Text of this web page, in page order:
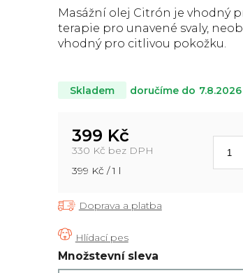
Skladem doručíme do 7.8.2026
Množstevní sleva
399 Kč
330 Kč bez DPH
Měrná
399 Kč / 1 l
Masážní olej Citrón je vhodný
terapie pro unavené svaly,
vhodný pro citlivou pokožku.
5,0
z
5
hvězdiček.
Doprava a platba